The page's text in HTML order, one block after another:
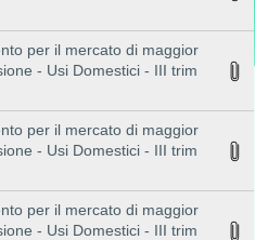
per il mercato di maggior
- Usi Domestici - III trim
per il mercato di maggior
- Usi Domestici - III trim
per il mercato di maggior
- Usi Domestici - III trim